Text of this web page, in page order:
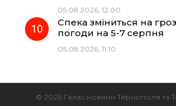
05.08.2026, 12:00
Спека зміниться на
погоди на 5-7 серпня
05.08.2026, 11:10
© 2026 Галас новини Тернополя та